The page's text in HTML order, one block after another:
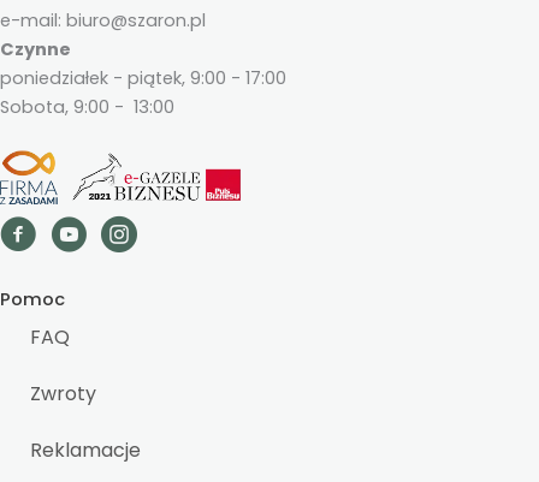
e-mail: biuro@szaron.pl
Czynne
poniedziałek - piątek, 9:00 - 17:00
Sobota, 9:00 - 13:00
Pomoc
FAQ
Zwroty
Reklamacje